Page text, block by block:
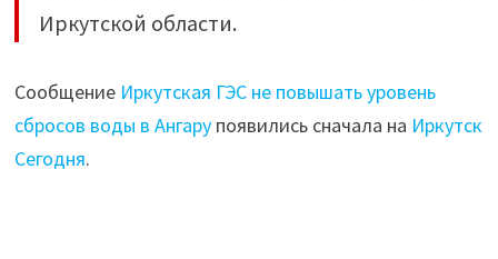
Иркутской области.
Сообщение Иркутская ГЭС не повышать уровень
сбросов воды в Ангарупоявились сначала на Иркутск
Сегодня.